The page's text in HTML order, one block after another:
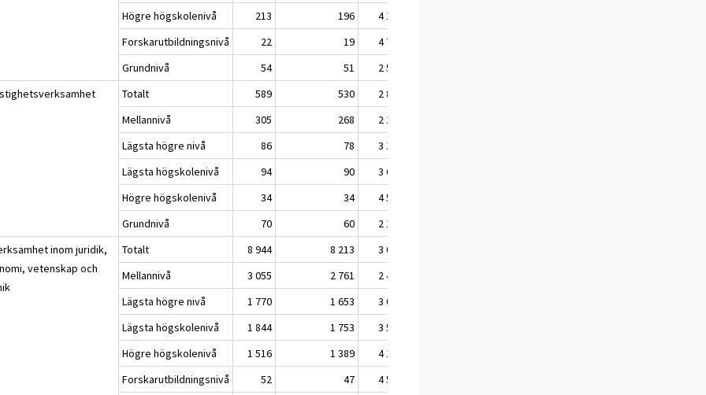
Högre högskolenivå
213 196 4 195
Forskarutbildningsnivå
22 19 4 706
Grundnivå
54 51 2 519
Totalt 589 530 2 812
Mellannivå
305 268 2 287
Lägsta högre nivå
86 78 3 187
Lägsta högskolenivå
94 90 3 628
Högre högskolenivå
34 34 4 511
Grundnivå
70 60 2 156
inom juridik,
vetenskap och
Totalt 8 944 8 213 3 093
Mellannivå
3 055 2 761 2 413
Lägsta högre nivå
1 770 1 653 3 029
Lägsta högskolenivå
1 844 1 753 3 538
Högre högskolenivå
1 516 1 389 4 172
Forskarutbildningsnivå
52 47 4 539